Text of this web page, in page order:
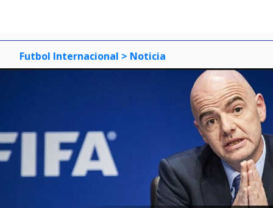
Futbol Internacional > Noticia